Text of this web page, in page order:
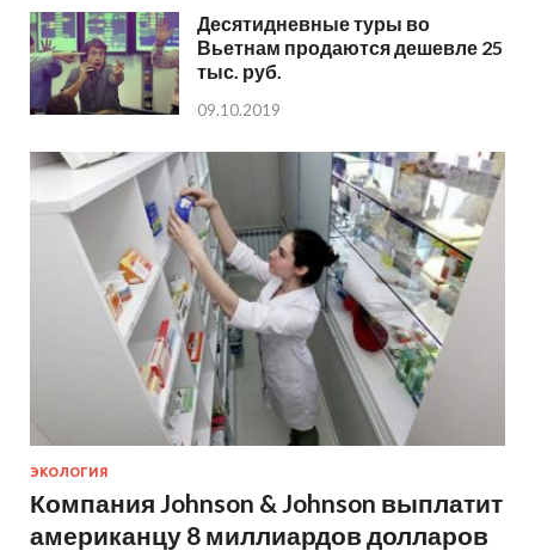
Десятидневные туры во
Вьетнам продаются дешевле 25
тыс. руб.
09.10.2019
ЭКОЛОГИЯ
Компания Johnson & Johnson выплатит
американцу 8 миллиардов долларов